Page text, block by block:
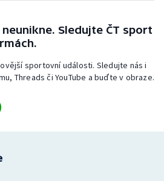
Sledujte ČT sport
sportovní události. Sledujte nás i
Threads či YouTube a buďte v obraze.